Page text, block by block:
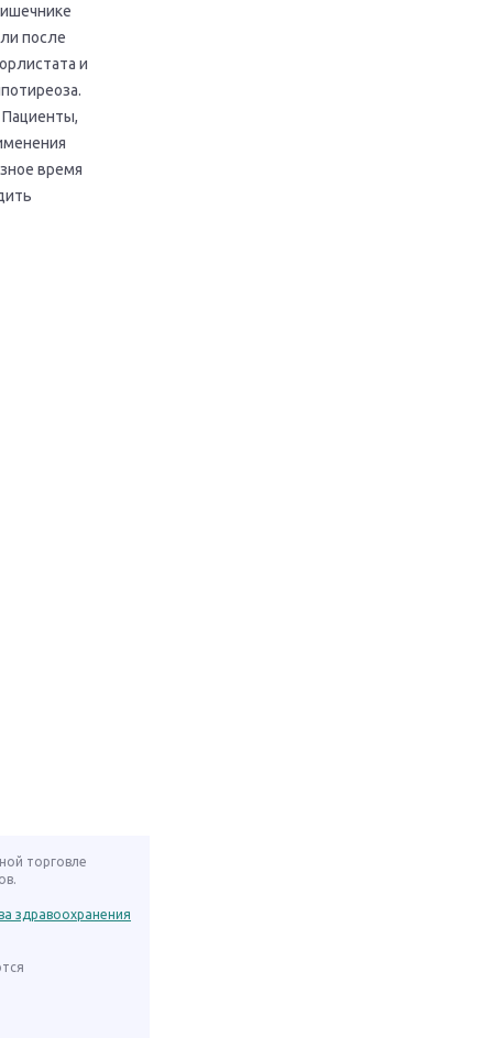
после
и
время
торговле
здравоохранения